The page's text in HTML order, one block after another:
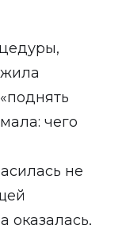
чего
не
оказалась,